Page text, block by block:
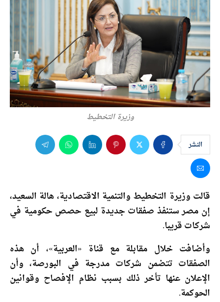
وزيرة التخطيط
النشر
قالت وزيرة التخطيط والتنمية الاقتصادية، هالة السعيد،
إن مصر ستنفذ صفقات جديدة لبيع حصص حكومية في
شركات قريبا.
وأضافت خلال مقابلة مع قناة «العربية»، أن هذه
الصفقات تتضمن شركات مدرجة في البورصة، وأن
الإعلان عنها تأخر ذلك بسبب نظام الإفصاح وقوانين
الحوكمة.